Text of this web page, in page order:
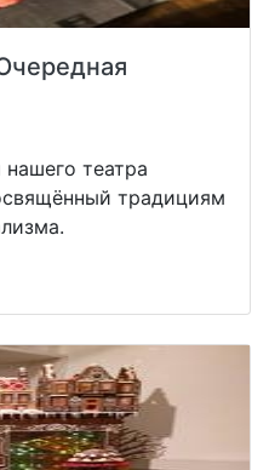
театра
традициям